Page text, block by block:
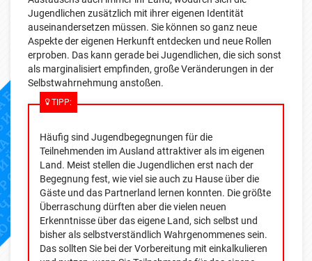
Jugendlichen zusätzlich mit ihrer eigenen Identität
auseinandersetzen müssen. Sie können so ganz neue
Aspekte der eigenen Herkunft entdecken und neue Rollen
erproben. Das kann gerade bei Jugendlichen, die sich sonst
als marginalisiert empfinden, große Veränderungen in der
Selbstwahrnehmung anstoßen.
TIPP:
Häufig sind Jugendbegegnungen für die
Teilnehmenden im Ausland attraktiver als im eigenen
Land. Meist stellen die Jugendlichen erst nach der
Begegnung fest, wie viel sie auch zu Hause über die
Gäste und das Partnerland lernen konnten. Die größte
Überraschung dürften aber die vielen neuen
Erkenntnisse über das eigene Land, sich selbst und
bisher als selbstverständlich Wahrgenommenes sein.
Das sollten Sie bei der Vorbereitung mit einkalkulieren